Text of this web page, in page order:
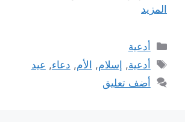
المزيد
التصنيفات
أدعية
الوسوم
أدعية, إسلام, الأم, دعاء, عيد
أضف تعليق